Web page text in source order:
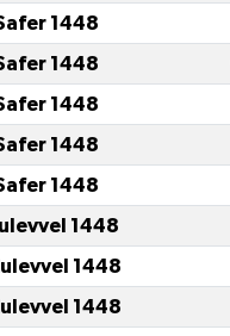
1448
1448
1448
1448
1448
1448
1448
1448